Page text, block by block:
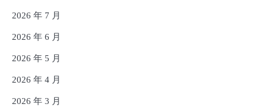
2026 年 7 月
2026 年 6 月
2026 年 5 月
2026 年 4 月
2026 年 3 月